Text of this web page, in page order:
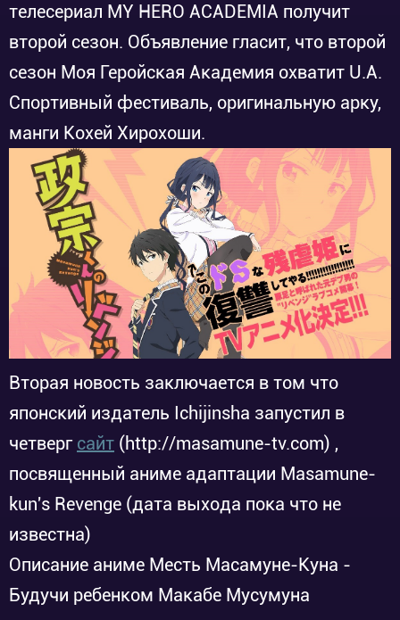
телесериал MY HERO ACADEMIA получит
второй сезон. Объявление гласит, что второй
сезон Моя Геройская Академия охватит U.A.
Спортивный фестиваль, оригинальную арку,
манги Кохей Хирохоши.
Вторая новость заключается в том что
японский издатель Ichijinsha запустил в
четверг сайт (http://masamune-tv.com) ,
посвященный аниме адаптации Masamune-
kun's Revenge (дата выхода пока что не
известна)
Описание аниме Месть Масамуне-Куна -
Будучи ребенком Макабе Мусумуна